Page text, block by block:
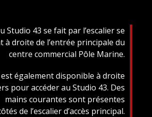
Studio 43 se fait par l’escalier se
à droite de l’entrée principale du
centre commercial Pôle Marine.
également disponible à droite
pour accéder au Studio 43. Des
mains courantes sont présentes
de l’escalier d’accès principal.